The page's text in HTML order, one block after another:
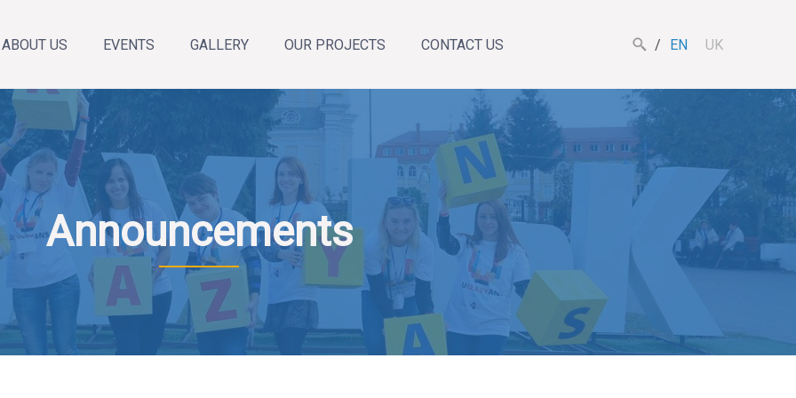
ABOUT US
About the organization
Annual Reports
Our team
EVENTS GALLERY OUR PROJECTS CONTACT US EN UK
Announcements